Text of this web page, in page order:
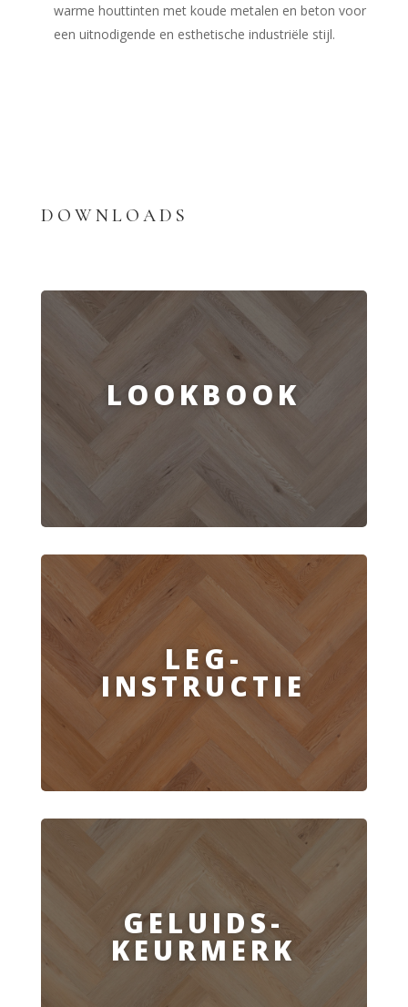
warme houttinten met koude metalen en beton voor
een uitnodigende en esthetische industriële stijl.
DOWNLOADS
LOOKBOOK
LEG-
INSTRUCTIE
GELUIDS-
KEURMERK